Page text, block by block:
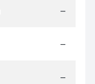
—
—
—